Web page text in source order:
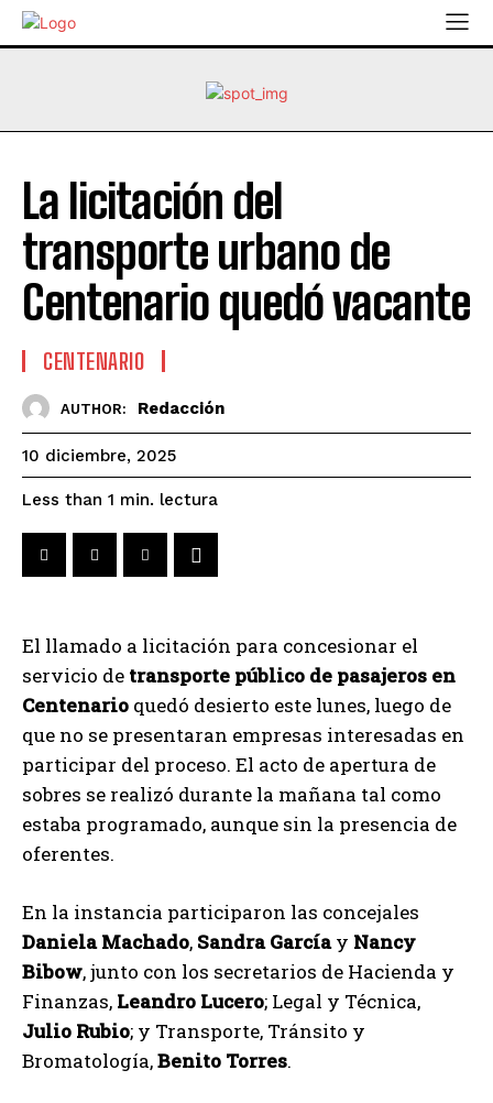
La licitación del
transporte urbano de
Centenario quedó vacante
CENTENARIO
AUTHOR: Redacción
10 diciembre, 2025
Less than 1 min. lectura
El llamado a licitación para concesionar el
servicio de transporte público de pasajeros en
Centenario quedó desierto este lunes, luego de
que no se presentaran empresas interesadas en
participar del proceso. El acto de apertura de
sobres se realizó durante la mañana tal como
estaba programado, aunque sin la presencia de
oferentes.
En la instancia participaron las concejales
Daniela Machado, Sandra Garcíay Nancy
Bibow, junto con los secretarios de Hacienda y
Finanzas, Leandro Lucero; Legal y Técnica,
Julio Rubio; y Transporte, Tránsito y
Bromatología,Benito Torres.